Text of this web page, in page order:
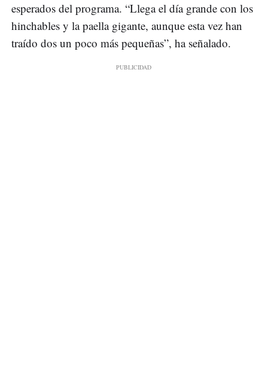
esperados del programa. “Llega el día grande con los
hinchables y la paella gigante, aunque esta vez han
traído dos un poco más pequeñas”, ha señalado.